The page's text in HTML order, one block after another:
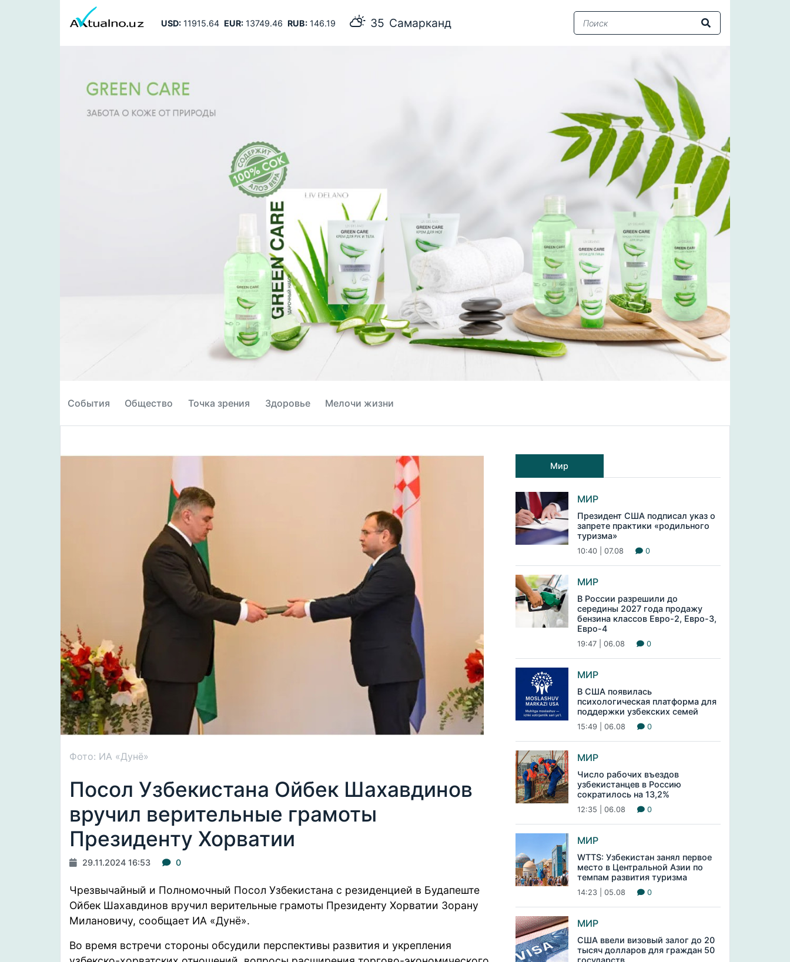
USD:11915.64 EUR:13749.46 RUB:146.19 35 Самарканд
События Общество Точка зрения Здоровье Мелочи жизни
Фото: ИА «Дунё»
Посол Узбекистана Ойбек Шахавдинов
вручил верительные грамоты
Президенту Хорватии
29.11.2024 16:53 0
Чрезвычайный и Полномочный Посол Узбекистана с резиденцией в Будапеште
Ойбек Шахавдинов вручил верительные грамоты Президенту Хорватии Зорану
Милановичу, сообщает ИА «Дунё».
Во время встречи стороны обсудили перспективы развития и укрепления
Мир
МИР
Президент США подписал указ о
запрете практики «родильного
туризма»
10:40 | 07.08 0
МИР
В России разрешили до
середины 2027 года продажу
бензина классов Евро-2, Евро-3,
Евро-4
19:47 | 06.08 0
МИР
В США появилась
психологическая платформа для
поддержки узбекских семей
15:49 | 06.08 0
МИР
Число рабочих въездов
узбекистанцев в Россию
сократилось на 13,2%
12:35 | 06.08 0
МИР
WTTS: Узбекистан занял первое
место в Центральной Азии по
темпам развития туризма
14:23 | 05.08 0
МИР
США ввели визовый залог до 20
тысяч долларов для граждан 50
государств